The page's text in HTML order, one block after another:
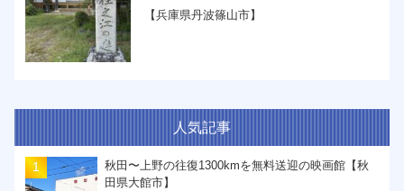
【兵庫県丹波篠山市】
人気記事
秋田〜上野の往復1300kmを無料送迎の映画館【秋
田県大館市】